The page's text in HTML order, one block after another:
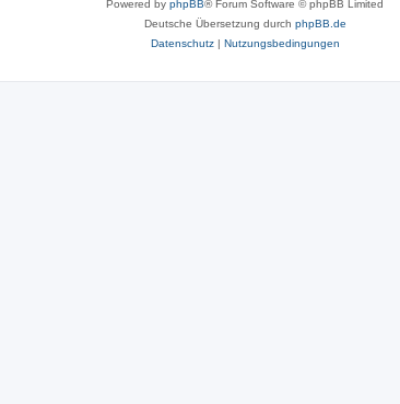
Powered by phpBB® Forum Software © phpBB Limited
Deutsche Übersetzung durch phpBB.de
Datenschutz| Nutzungsbedingungen